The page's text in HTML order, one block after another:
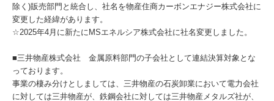
除く)販売部門と統合し、社名を物産住商カーボンエナジー株式会社に
変更した経緯があります。
☆2025年4月に新たにMSエネルシア株式会社に社名変更しました。
■三井物産株式会社 金属原料部門の子会社として連結決算対象とな
っております。
事業の棲み分けとしましては、三井物産の石炭卸業において電力会社
に対しては三井物産が、鉄鋼会社に対しては三井物産メタルズ社が、